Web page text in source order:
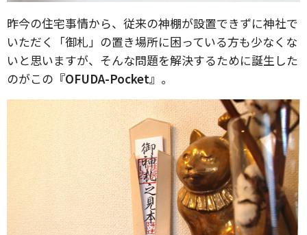
昨今の住宅事情から、従来の神棚が設置できずに神社で
いただく「御札」の置き場所に困っている方も少なくな
いと思いますが、そんな問題を解決するために誕生した
のがこの 『OFUDA-Pocket』 。